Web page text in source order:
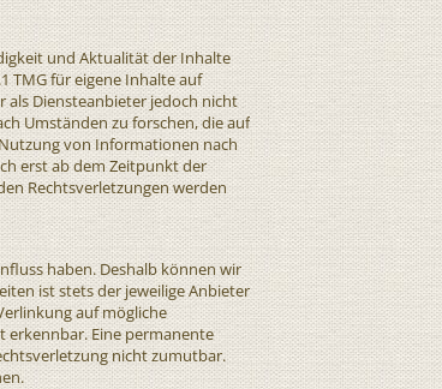
und Aktualität der Inhalte
TMG für eigene Inhalte auf
als Diensteanbieter jedoch nicht
Umständen zu forschen, die auf
von Informationen nach
erst ab dem Zeitpunkt der
Rechtsverletzungen werden
haben. Deshalb können wir
ist stets der jeweilige Anbieter
auf mögliche
erkennbar. Eine permanente
nicht zumutbar.